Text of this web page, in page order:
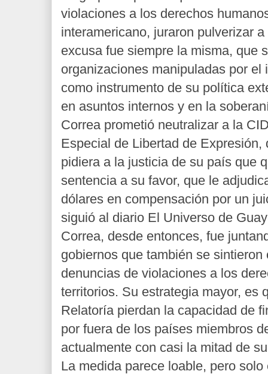
violaciones a los derechos
interamericano, juraron pulverizar
excusa fue siempre la misma, que
organizaciones manipuladas por el
como instrumento de su política
en asuntos internos y en la
Correa prometió neutralizar a la
Especial de Libertad de Expresión,
pidiera a la justicia de su país que
sentencia a su favor, que le
dólares en compensación por un
siguió al diario El Universo de
Correa, desde entonces, fue
gobiernos que también se sintieron
denuncias de violaciones a los
territorios. Su estrategia mayor, es
Relatoría pierdan la capacidad de
por fuera de los países miembros
actualmente con casi la mitad de
La medida parece loable, pero